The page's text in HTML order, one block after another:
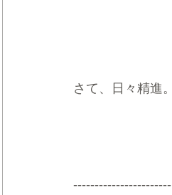
さて、日々精進。
-----------------------